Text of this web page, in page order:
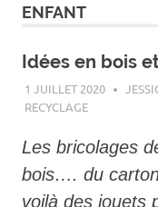
ENFANT
Idées en bois
1 JUILLET 2020
RECYCLAGE
Les bricolages
bois…. du
voilà des jouets